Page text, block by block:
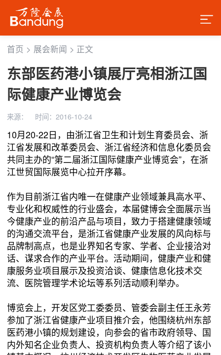
首页 > 展会新闻 > 正文
东部医药港小镇展厅亮相浙江国
际健康产业博览会
来源： 时间：2016-10-24
10月20-22日，由浙江省卫生和计划生育委员会、浙
江省发展和改革委员会、浙江省经济和信息化委员会
共同主办的“第二届浙江国际健康产业博览会”，在浙
江世贸国际展览中心拉开序幕。
作为目前浙江省内唯一在健康产业领域兼具高水平、
专业化和权威性的行业盛会，本届健博会全面展示当
今健康产业的前沿产品与项目，致力于搭建健康领域
的沟通交流平台，是浙江省健康产业发展的风向标与
品牌制高点，也是业界知名专家、学者、企业接洽对
话、谋求合作的产业平台。活动期间，健康产业和健
康服务业项目展示及投资洽谈、健康信息化技术交
流、医院管理学术论坛等系列活动顺利举办。
博览会上，开发区党工委委员、管委会副主任王永芳
参加了浙江省健康产业项目推介会，他围绕杭州东部
医药港小镇的规划建设，向参会的省市政府领导、国
内外知名企业负责人、投资机构负责人等介绍了该小